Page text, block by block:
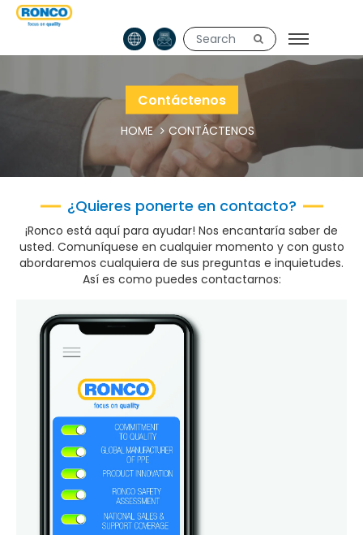
Contáctenos
HOME CONTÁCTENOS
¿Quieres ponerte en contacto?
¡Ronco está aquí para ayudar! Nos encantaría saber de
usted. Comuníquese en cualquier momento y con gusto
abordaremos cualquiera de sus preguntas e inquietudes.
Así es como puedes contactarnos: